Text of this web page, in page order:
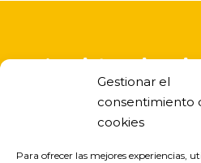
Gestionar el
consentimiento
cookies
Para ofrecer las mejores experiencias,
A asistencia
escola